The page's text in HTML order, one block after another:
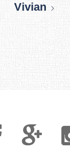
Vivian
Facebook
Google
Plus